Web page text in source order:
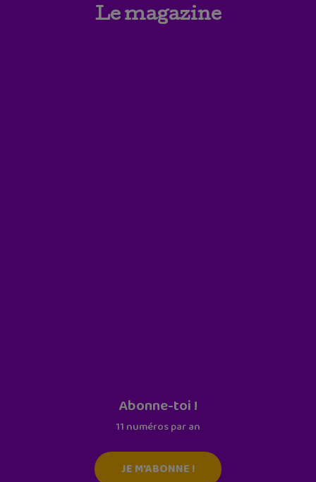
Le magazine
Abonne-toi !
11 numéros par an
JE M'ABONNE !